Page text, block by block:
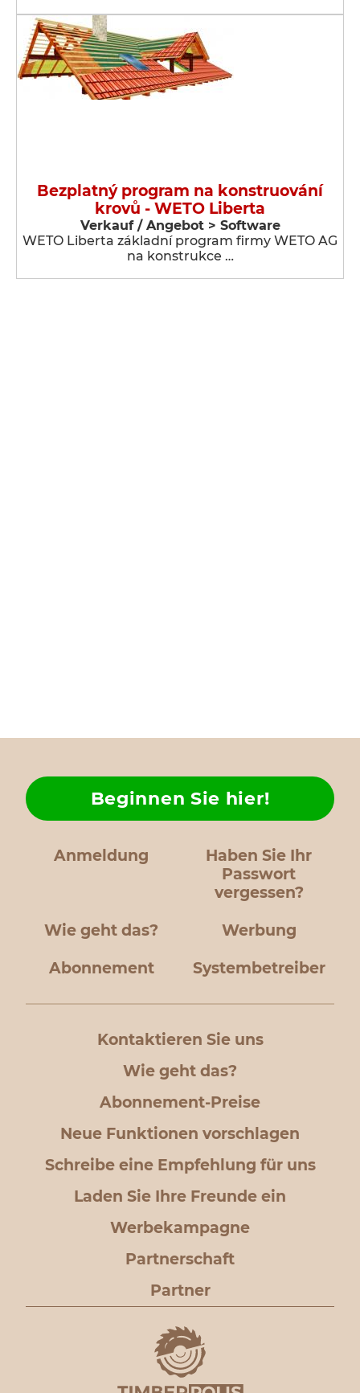
Bezplatný program na konstruování
krovů - WETO Liberta
Verkauf / Angebot > Software
WETO Liberta základní program firmy WETO AG
na konstrukce …
Anmeldung
Haben Sie Ihr
Passwort
vergessen?
Wie geht das?
Beginnen Sie hier!
Werbung
Abonnement Systembetreiber
Kontaktieren Sie uns
Wie geht das?
Abonnement-Preise
Neue Funktionen vorschlagen
Schreibe eine Empfehlung für uns
Laden Sie Ihre Freunde ein
Werbekampagne
Partnerschaft
Partner